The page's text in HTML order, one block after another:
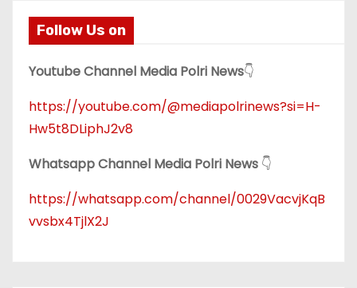
Follow Us on
Youtube Channel Media Polri News👇
https://youtube.com/@mediapolrinews?si=H-
Hw5t8DLiphJ2v8
Whatsapp Channel Media Polri News 👇
https://whatsapp.com/channel/0029VacvjKqB
vvsbx4TjlX2J